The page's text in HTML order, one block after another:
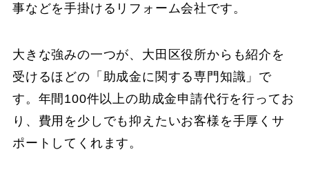
事などを手掛けるリフォーム会社です。
大きな強みの一つが、大田区役所からも紹介を
受けるほどの「助成金に関する専門知識」で
す。年間100件以上の助成金申請代行を行ってお
り、費用を少しでも抑えたいお客様を手厚くサ
ポートしてくれます。